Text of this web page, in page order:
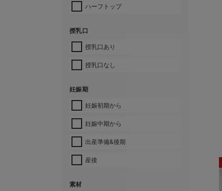
ハーフトップ
授乳口
授乳口あり
授乳口なし
妊娠期
妊娠初期から
妊娠中期から
出産準備&後期
産後
素材